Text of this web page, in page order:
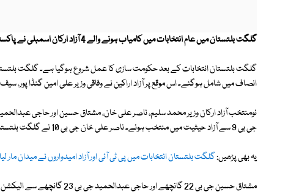
گلگت بلتستان میں عام انتخابات میں کامیاب ہونے والے 4 آزاد ارکان اسمبلی نے پاکستان تحریک انصاف میں شمولیت کا اعلان کردیا۔
انصاف میں شامل ہوگئے۔ اس موقع پر آزاد اراکین نے وفاقی وزیر علی امین گنڈا پور، سیف
نومنتخب آزاد ارکان وزیر محمد سلیم، ناصر علی خان، مشتاق حسین اور حاجی
جی بی 9 سے آزاد حیثیت میں منتخب ہوئے۔ ناصر علی خان جی بی 10 نے گلگت بلتستان الیکشن میں کامیابی حاصل کی۔
یہ بھی پڑھیں:گلگت بلتستان انتخابات میں پی ٹی آئی اور آزاد امیدواروں نے میدان مار لیا
مشتاق حسین جی بی 22 گانچھے